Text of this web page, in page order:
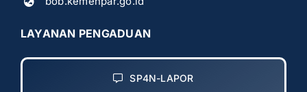
LAYANAN PENGADUAN
SP4N-LAPOR